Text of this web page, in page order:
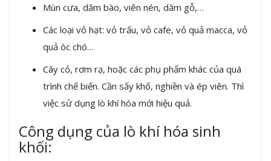
Mùn cưa, dăm bào, viên nén, dăm gỗ,…
Các loại vỏ hạt: vỏ trấu, vỏ cafe, vỏ quả macca, vỏ
quả óc chó…
Cây cỏ, rơm rạ, hoặc các phụ phẩm khác của quá
trình chế biến. Cần sấy khố, nghiền và ép viên. Thì
việc sử dụng lò khí hóa mới hiệu quả.
Công dụng của lò khí hóa sinh
khối: